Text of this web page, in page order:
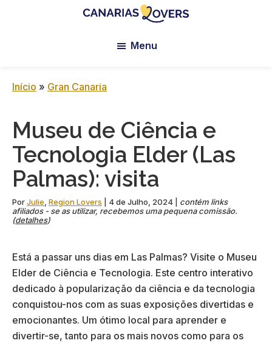
Lovers:
Gran
Canaria
e
Menu
Início » Gran Canaria
Museu de Ciência e
Tecnologia Elder (Las
Palmas): visita
PorJulie Region Lovers 4 de Julho, 2024
contém links
afiliados - se as utilizar, recebemos uma pequena comissão.
(detalhes)
Está a passar uns dias em Las Palmas? Visite o Museu
Elder de Ciência e Tecnologia. Este centro interativo
dedicado à popularização da ciência e da tecnologia
conquistou-nos com as suas exposições divertidas e
emocionantes. Um ótimo local para aprender e
divertir-se, tanto para os mais novos como para os